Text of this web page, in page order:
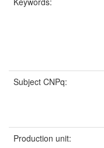
Subject CNPq:
Production unit: